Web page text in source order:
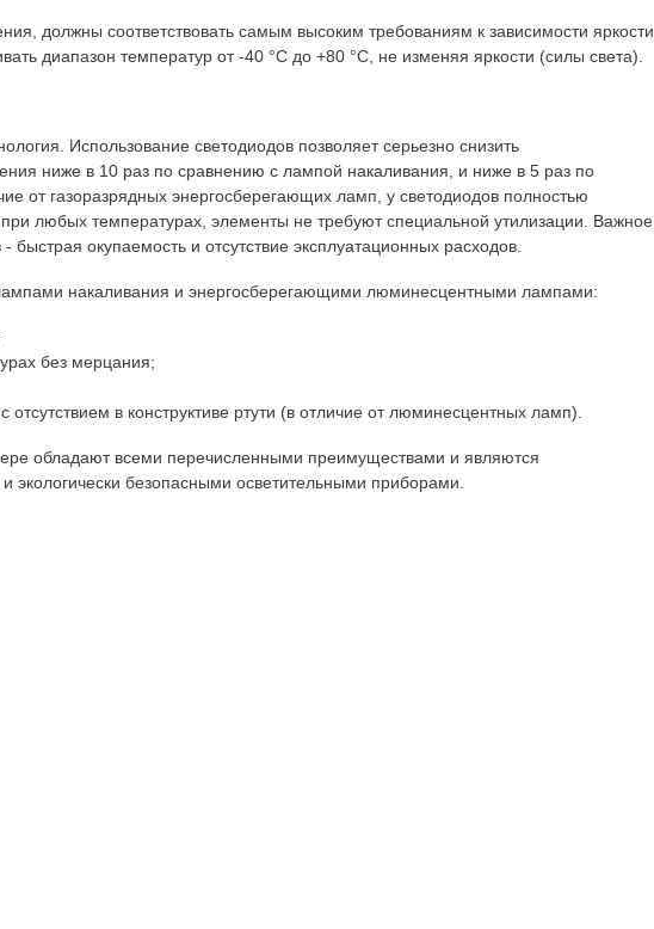
должны соответствовать самым высоким требованиям к зависимости яркости
диапазон температур от -40 °С до +80 °С, не изменяя яркости (силы света).
Использование светодиодов позволяет серьезно снизить
ниже в 10 раз по сравнению с лампой накаливания, и ниже в 5 раз по
от газоразрядных энергосберегающих ламп, у светодиодов полностью
любых температурах, элементы не требуют специальной утилизации. Важное
окупаемость и отсутствие эксплуатационных расходов.
накаливания и энергосберегающими люминесцентными лампами:
без мерцания;
отсутствием в конструктиве ртути (в отличие от люминесцентных ламп).
обладают всеми перечисленными преимуществами и являются
безопасными осветительными приборами.